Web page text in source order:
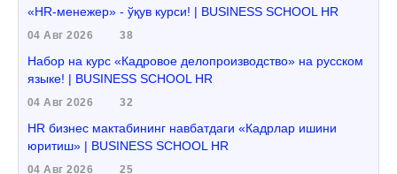
«HR-менежер» - ўқув курси! | BUSINESS SCHOOL HR
04 Авг 2026 38
Набор на курс «Кадровое делопроизводство» на русском
языке! | BUSINESS SCHOOL HR
04 Авг 2026 32
HR бизнес мактабининг навбатдаги «Кадрлар ишини
юритиш» | BUSINESS SCHOOL HR
04 Авг 2026 25